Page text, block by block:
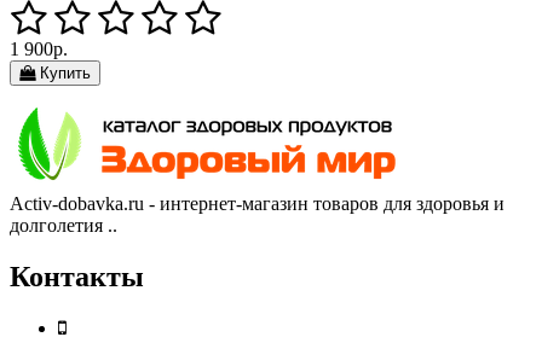
1 900р.
Купить
Activ-dobavka.ru - интернет-магазин товаров для здоровья и
долголетия ..
Контакты